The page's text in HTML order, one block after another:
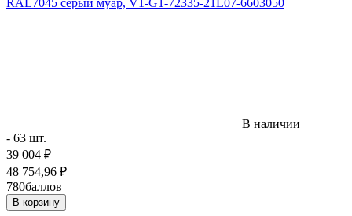
В наличии
- 63 шт.
39 004 ₽
48 754,96 ₽
780баллов
В корзину